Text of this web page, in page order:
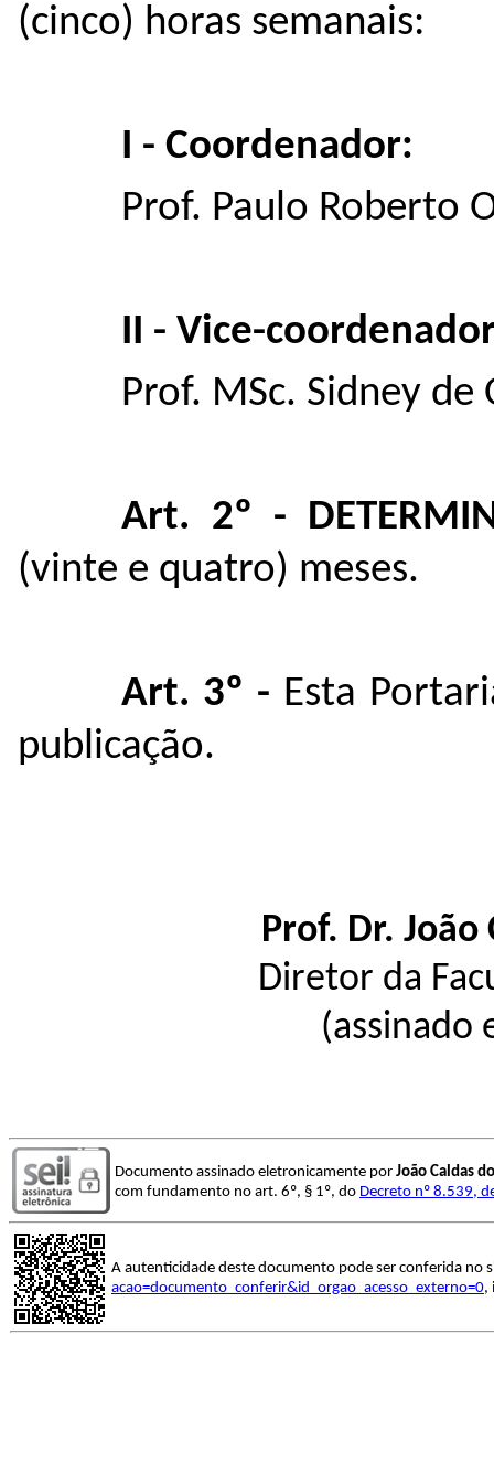
(cinco) horas semanais:
I - Coordenador:
Prof. Paulo Roberto
II - Vice-
Prof. MSc. Sidney de
Art. 2º -
(vinte e quatro) meses.
Art. 3º - Esta
publicação.
Prof. Dr. João
Diretor da
(assinado
Documento assinado eletronicamente por João Caldas
com fundamento no art. 6º, § 1º, do Decreto nº 8.539,
A autenticidade deste documento pode ser conferida no
acao=documento_conferir&id_orgao_acesso_externo=0,